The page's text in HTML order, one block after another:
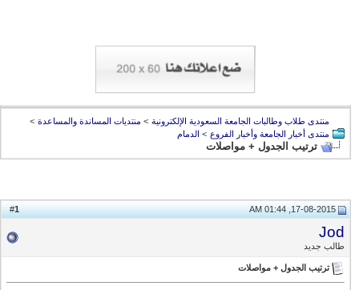
منتدى طلاب وطالبات الجامعة السعودية الإلكترونية > منتديات المساندة والمساعدة >
منتدى أخبار الجامعة وأخبار الفروع > الدمام
ترتيب الجدول + مواصلات
17-08-2015, 01:44 AM
Jod
طالب جديد
ترتيب الجدول + مواصلات